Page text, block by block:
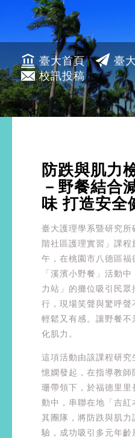
臺大首頁
臺
校訊投稿
防跌與肌力
－野餐結合
味 打造安全
臺大護理學系暨研究所
階社區護理實習」課
午，在桃園市八德區福
「溪濱小野餐」活動
力站」的攤位吸引民
行，現場笑聲與驚呼
輕鬆又有感。讓野餐不
化肌力。
這項活動由該課程研
憶嫻發起，在指導教師
珊帶領下，於福德里
動中，串聯在地「吉紅
其團隊，將防跌與肌力
驗，成功吸引多元年齡